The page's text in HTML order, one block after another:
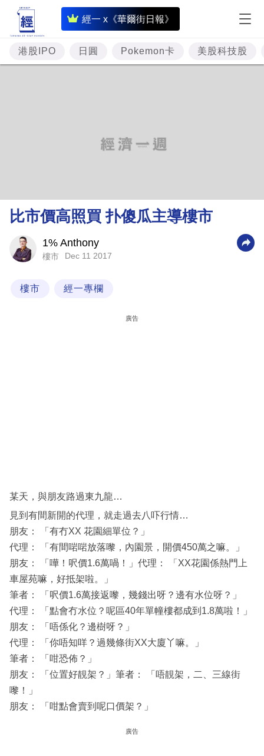
經一 x《華爾街日報》
即
時
財
經
理
財
商
業
閱
區
港股IPO 日圓 Pokemon卡 美股科技股
比市價高照買 扑傻瓜主導樓市
1% Anthony
樓市 Dec 11 2017
樓市 經一專欄
廣告
某天，與朋友路過東九龍…
見到有間新開的代理，就走過去八吓行情…
朋友： 「有冇XX 花園細單位？」
代理： 「有間啱啱放落嚟，內園景，開價450萬之嘛。」
朋友： 「嘩！呎價1.6萬喎！」代理： 「XX花園係熱門上
車屋苑嘛，好抵架啦。」
筆者： 「呎價1.6萬接返嚟，幾錢出呀？邊有水位呀？」
代理： 「點會冇水位？呢區40年單幢樓都成到1.8萬啦！」
朋友： 「唔係化？邊樹呀？」
代理： 「你唔知咩？過幾條街XX大廈丫嘛。」
筆者： 「咁恐佈？」
朋友： 「位置好靚架？」筆者： 「唔靚架，二、三線街
嚟！」
朋友： 「咁點會賣到呢口價架？」
廣告